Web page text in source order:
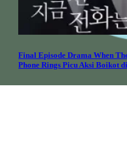
Final Episode Drama When
Phone Rings Picu Aksi Boikot